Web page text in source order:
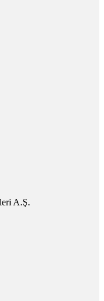
A.Ş.